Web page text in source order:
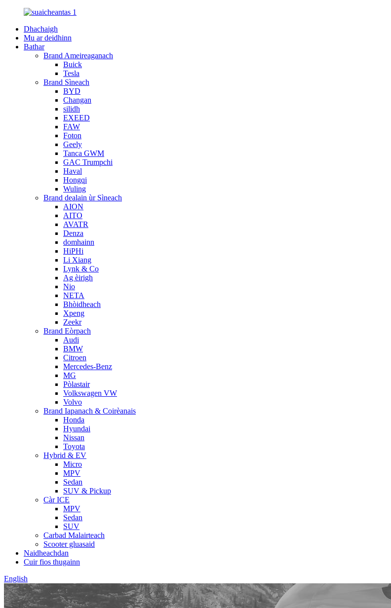
Dhachaigh
Mu ar deidhinn
Bathar
Brand Ameireaganach
Buick
Tesla
Brand Sìneach
BYD
Changan
silidh
EXEED
FAW
Foton
Geely
Tanca GWM
GAC Trumpchi
Haval
Hongqi
Wuling
Brand dealain ùr Sìneach
AION
AITO
AVATR
Denza
domhainn
HiPHi
Li Xiang
Lynk & Co
Ag èirigh
Nio
NETA
Bhòidheach
Xpeng
Zeekr
Brand Eòrpach
Audi
BMW
Citroen
Mercedes-Benz
MG
Pòlastair
Volkswagen VW
Volvo
Brand Iapanach & Coirèanais
Honda
Hyundai
Nissan
Toyota
Hybrid & EV
Micro
MPV
Sedan
SUV & Pickup
Càr ICE
MPV
Sedan
SUV
Carbad Malairteach
Scooter gluasaid
Naidheachdan
Cuir fios thugainn
English